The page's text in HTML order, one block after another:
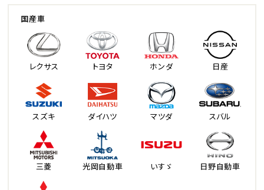
国産車
レクサス トヨタ ホンダ 日産
スズキ ダイハツ マツダ スバル
三菱 光岡自動車 いすゞ 日野自動車